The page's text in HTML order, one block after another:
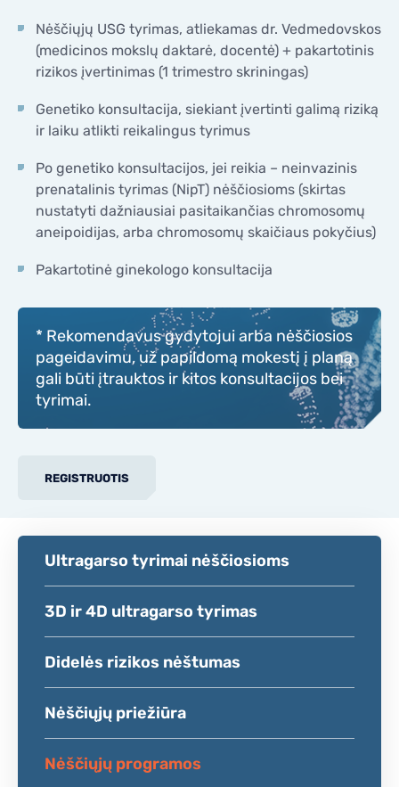
Nėščiųjų USG tyrimas, atliekamas dr. Vedmedovskos
(medicinos mokslų daktarė, docentė) + pakartotinis
rizikos įvertinimas (1 trimestro skriningas)
Genetiko konsultacija, siekiant įvertinti galimą riziką
ir laiku atlikti reikalingus tyrimus
Po genetiko konsultacijos, jei reikia – neinvazinis
prenatalinis tyrimas (NipT) nėščiosioms (skirtas
nustatyti dažniausiai pasitaikančias chromosomų
aneipoidijas, arba chromosomų skaičiaus pokyčius)
Pakartotinė ginekologo konsultacija
* Rekomendavus gydytojui arba nėščiosios
pageidavimu, už papildomą mokestį į planą
gali būti įtrauktos ir kitos konsultacijos bei
tyrimai.
REGISTRUOTIS
Ultragarso tyrimai nėščiosioms
3D ir 4D ultragarso tyrimas
Didelės rizikos nėštumas
Nėščiųjų priežiūra
Nėščiųjų programos